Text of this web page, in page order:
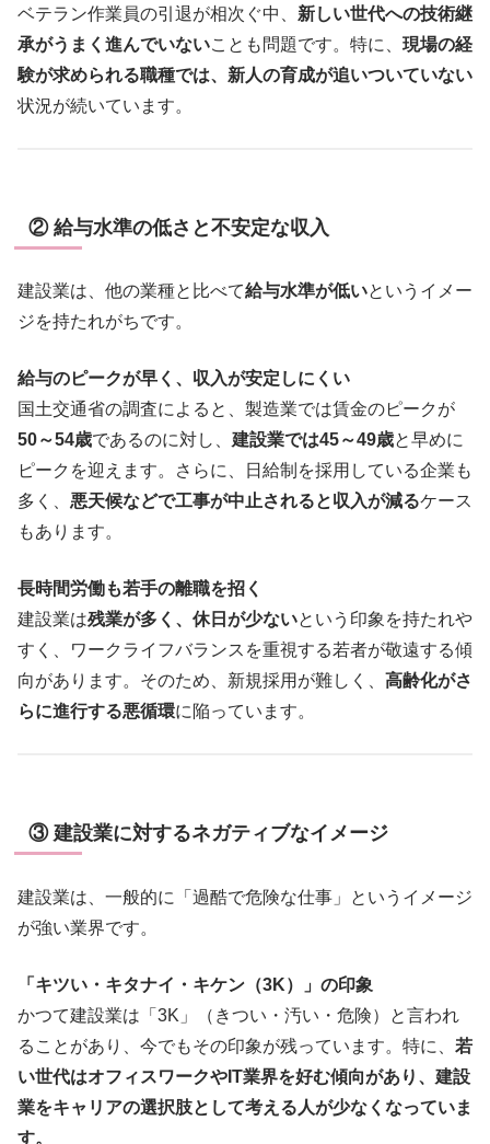
ベテラン作業員の引退が相次ぐ中、 新しい世代への技術継
承がうまく進んでいないことも問題です。特に、 現場の経
験が求められる職種では、新人の育成が追いついていない
状況が続いています。
② 給与水準の低さと不安定な収入
建設業は、他の業種と比べて給与水準が低いというイメー
ジを持たれがちです。
給与のピークが早く、収入が安定しにくい
国土交通省の調査によると、製造業では賃金のピークが
50～54歳であるのに対し、 建設業では45～49歳と早めに
ピークを迎えます。さらに、日給制を採用している企業も
多く、 悪天候などで工事が中止されると収入が減るケース
もあります。
長時間労働も若手の離職を招く
建設業は残業が多く、休日が少ないという印象を持たれや
すく、ワークライフバランスを重視する若者が敬遠する傾
向があります。そのため、新規採用が難しく、 高齢化がさ
らに進行する悪循環に陥っています。
③ 建設業に対するネガティブなイメージ
建設業は、一般的に「過酷で危険な仕事」というイメージ
が強い業界です。
「キツい・キタナイ・キケン（3K）」の印象
かつて建設業は「3K」（きつい・汚い・危険）と言われ
ることがあり、今でもその印象が残っています。特に、 若
い世代はオフィスワークやIT業界を好む傾向があり、建設
業をキャリアの選択肢として考える人が少なくなっていま
す。